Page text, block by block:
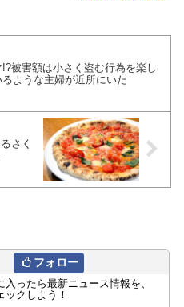
!?被害額は小さく盗む行為を楽し
るような主婦が近所にいた
さく
フォロー
入ったら最新ニュース情報を、
ックしよう！